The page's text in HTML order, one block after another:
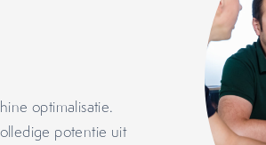
optimalisatie.
potentie uit